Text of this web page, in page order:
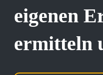
eigenen
ermitteln